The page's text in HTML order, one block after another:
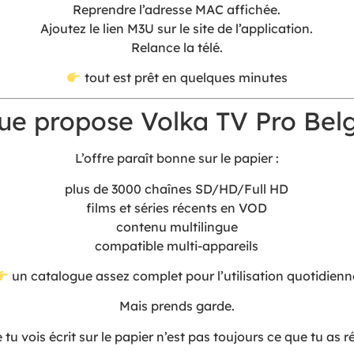
Reprendre l’adresse MAC affichée.
Ajoutez le lien M3U sur le site de l’application.
Relance la télé.
tout est prêt en quelques minutes
propose Volka TV Pro
L’offre paraît bonne sur le papier :
plus de 3000 chaînes SD/HD/Full HD
films et séries récents en VOD
contenu multilingue
compatible multi-appareils
un catalogue assez complet pour l’utilisation
Mais prends garde.
tu vois écrit sur le papier n’est pas toujours ce que tu as